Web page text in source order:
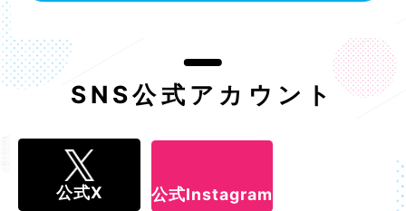
SNS公式アカウント
公式X 公式Instagram